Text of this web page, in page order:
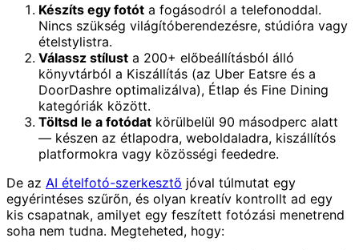
Készíts egy fotót a fogásodról a telefonoddal.
Nincs szükség világítóberendezésre, stúdióra vagy
ételstylistra.
Válassz stílust a 200+ előbeállításból álló
könyvtárból a Kiszállítás (az Uber Eatsre és a
DoorDashre optimalizálva), Étlap és Fine Dining
kategóriák között.
Töltsd le a fotódat körülbelül 90 másodperc alatt
— készen az étlapodra, weboldaladra, kiszállítós
platformokra vagy közösségi feededre.
De az AI ételfotó-szerkesztő jóval túlmutat egy
egyérintéses szűrőn, és olyan kreatív kontrollt ad egy
kis csapatnak, amilyet egy feszített fotózási menetrend
soha nem tudna. Megteheted, hogy: